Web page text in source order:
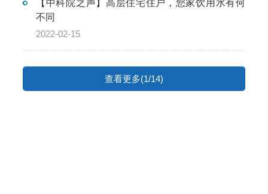
【中科院之声】高层住宅住户，您家饮用水有何
不同
2022-02-15
查看更多(1/14)